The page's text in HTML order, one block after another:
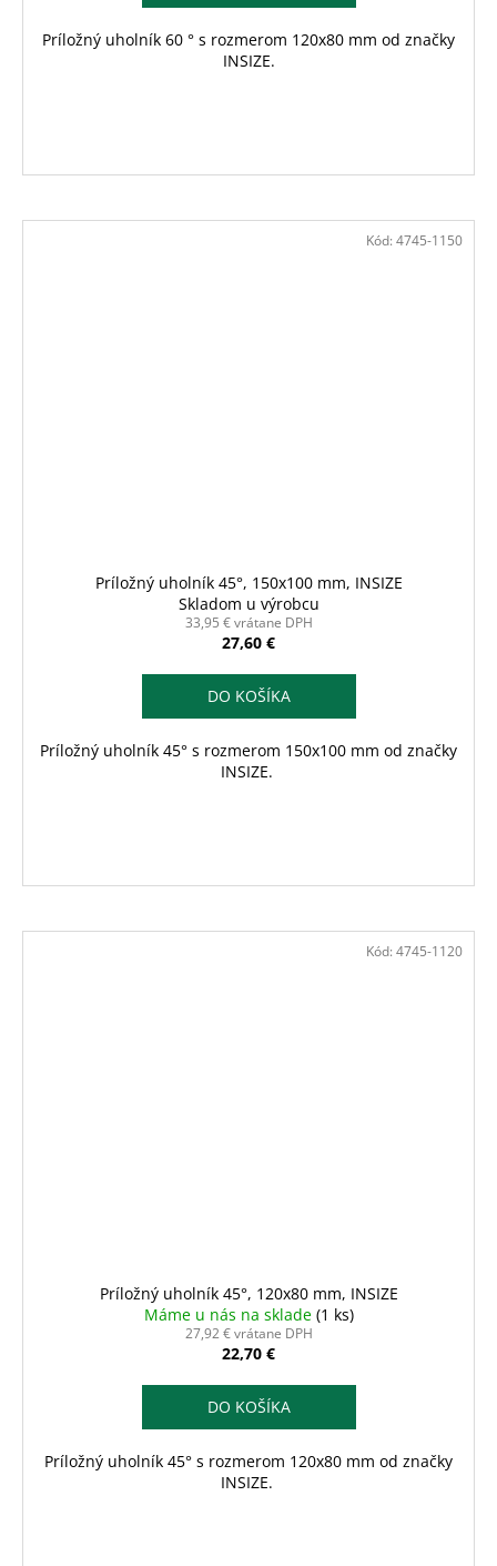
Príložný uholník 60 ° s rozmerom 120x80 mm od značky
INSIZE.
Príložný uholník 45°, 150x100 mm, INSIZE
Skladom u výrobcu
33,95 € vrátane DPH
27,60 €
DO KOŠÍKA
Príložný uholník 45° s rozmerom 150x100 mm od značky
INSIZE.
Kód: 4745-1150
Príložný uholník 45°, 120x80 mm, INSIZE
Máme u nás na sklade (1 ks)
27,92 € vrátane DPH
22,70 €
DO KOŠÍKA
Príložný uholník 45° s rozmerom 120x80 mm od značky
INSIZE.
Kód: 4745-1120